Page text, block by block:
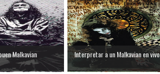
Malkavian Interpretar a un Malkavian en vivo